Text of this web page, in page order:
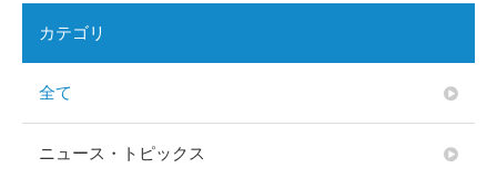
カテゴリ
全て
ニュース・トピックス